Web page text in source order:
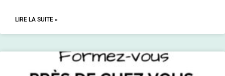
LIRE LA SUITE »